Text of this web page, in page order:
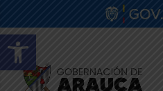
Abrir barra de herramientas